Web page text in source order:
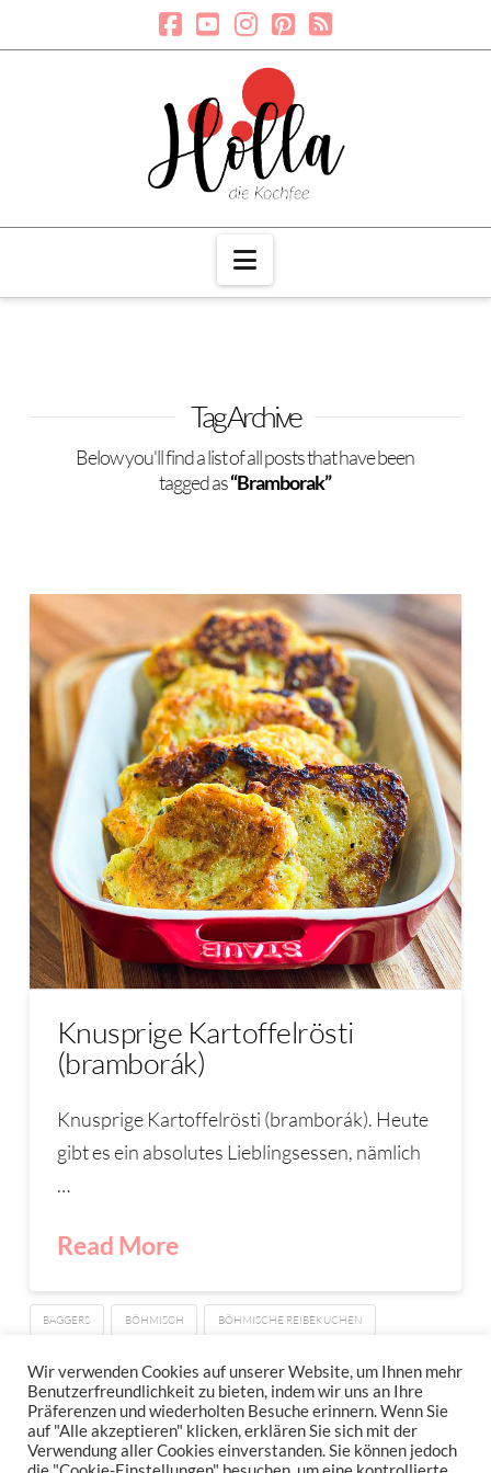
Navigation
Tag Archive
Below you'll find a list of all posts that have been
tagged as“Bramborak”
Knusprige Kartoffelrösti
(bramborák)
Knusprige Kartoffelrösti (bramborák). Heute
gibt es ein absolutes Lieblingsessen, nämlich
…
Read More
BAGGERS BÖHMISCH BÖHMISCHE REIBEKUCHEN
IMPRESSUM
DATENSCHUTZERKLÄRUNG
NEWSLETTER DATENSCHUTZRICHTLINIEN
Wir verwenden Cookies auf unserer Website, um Ihnen mehr
Benutzerfreundlichkeit zu bieten, indem wir uns an Ihre
Präferenzen und wiederholten Besuche erinnern. Wenn Sie
auf "Alle akzeptieren" klicken, erklären Sie sich mit der
Verwendung aller Cookies einverstanden. Sie können jedoch